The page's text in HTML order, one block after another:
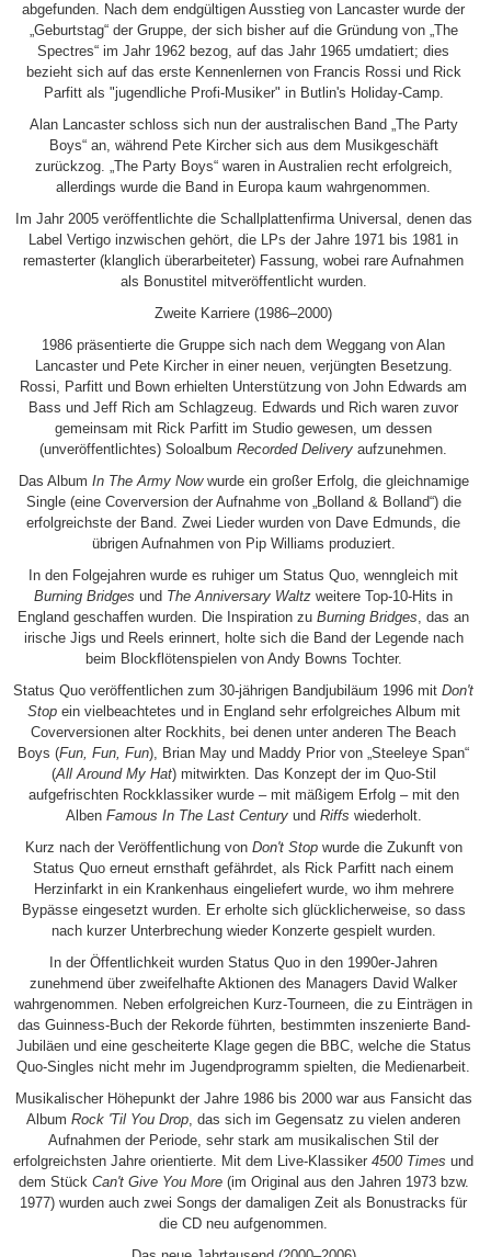
abgefunden. Nach dem endgültigen Ausstieg von Lancaster wurde der
„Geburtstag“ der Gruppe, der sich bisher auf die Gründung von „The
Spectres“ im Jahr 1962 bezog, auf das Jahr 1965 umdatiert; dies
bezieht sich auf das erste Kennenlernen von Francis Rossi und Rick
Parfitt als "jugendliche Profi-Musiker" in Butlin's Holiday-Camp.
Alan Lancaster schloss sich nun der australischen Band „The Party
Boys“ an, während Pete Kircher sich aus dem Musikgeschäft
zurückzog. „The Party Boys“ waren in Australien recht erfolgreich,
allerdings wurde die Band in Europa kaum wahrgenommen.
Im Jahr 2005 veröffentlichte die Schallplattenfirma Universal, denen das
Label Vertigo inzwischen gehört, die LPs der Jahre 1971 bis 1981 in
remasterter (klanglich überarbeiteter) Fassung, wobei rare Aufnahmen
als Bonustitel mitveröffentlicht wurden.
Zweite Karriere (1986–2000)
1986 präsentierte die Gruppe sich nach dem Weggang von Alan
Lancaster und Pete Kircher in einer neuen, verjüngten Besetzung.
Rossi, Parfitt und Bown erhielten Unterstützung von John Edwards am
Bass und Jeff Rich am Schlagzeug. Edwards und Rich waren zuvor
gemeinsam mit Rick Parfitt im Studio gewesen, um dessen
(unveröffentlichtes) SoloalbumRecorded Delivery aufzunehmen.
Das Album In The Army Nowwurde ein großer Erfolg, die gleichnamige
Single (eine Coverversion der Aufnahme von „Bolland & Bolland“) die
erfolgreichste der Band. Zwei Lieder wurden von Dave Edmunds, die
übrigen Aufnahmen von Pip Williams produziert.
In den Folgejahren wurde es ruhiger um Status Quo, wenngleich mit
Burning Bridges und The Anniversary Waltz weitere Top-10-Hits in
England geschaffen wurden. Die Inspiration zuBurning Bridges, das an
irische Jigs und Reels erinnert, holte sich die Band der Legende nach
beim Blockflötenspielen von Andy Bowns Tochter.
Status Quo veröffentlichen zum 30-jährigen Bandjubiläum 1996 mitDon't
Stopein vielbeachtetes und in England sehr erfolgreiches Album mit
Coverversionen alter Rockhits, bei denen unter anderen The Beach
Boys (Fun, Fun, Fun), Brian May und Maddy Prior von „Steeleye Span“
(All Around My Hat) mitwirkten. Das Konzept der im Quo-Stil
aufgefrischten Rockklassiker wurde – mit mäßigem Erfolg – mit den
Alben Famous In The Last Centuryund Riffs wiederholt.
Kurz nach der Veröffentlichung von Don't Stopwurde die Zukunft von
Status Quo erneut ernsthaft gefährdet, als Rick Parfitt nach einem
Herzinfarkt in ein Krankenhaus eingeliefert wurde, wo ihm mehrere
Bypässe eingesetzt wurden. Er erholte sich glücklicherweise, so dass
nach kurzer Unterbrechung wieder Konzerte gespielt wurden.
In der Öffentlichkeit wurden Status Quo in den 1990er-Jahren
zunehmend über zweifelhafte Aktionen des Managers David Walker
wahrgenommen. Neben erfolgreichen Kurz-Tourneen, die zu Einträgen in
das Guinness-Buch der Rekorde führten, bestimmten inszenierte Band-
Jubiläen und eine gescheiterte Klage gegen die BBC, welche die Status
Quo-Singles nicht mehr im Jugendprogramm spielten, die Medienarbeit.
Musikalischer Höhepunkt der Jahre 1986 bis 2000 war aus Fansicht das
AlbumRock 'Til You Drop, das sich im Gegensatz zu vielen anderen
Aufnahmen der Periode, sehr stark am musikalischen Stil der
erfolgreichsten Jahre orientierte. Mit dem Live-Klassiker4500 Times und
dem Stück Can't Give You More(im Original aus den Jahren 1973 bzw.
1977) wurden auch zwei Songs der damaligen Zeit als Bonustracks für
die CD neu aufgenommen.